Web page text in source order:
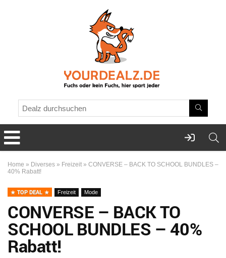
Home » Diverses » Freizeit » CONVERSE – BACK TO SCHOOL BUNDLES –
40% Rabatt!
TOP DEAL Freizeit Mode
CONVERSE – BACK TO
SCHOOL BUNDLES – 40%
Rabatt!